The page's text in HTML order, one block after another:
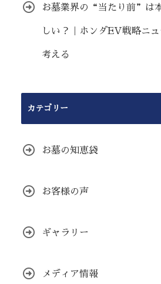
お墓業界の“当たり前”は
しい？｜ホンダEV戦略ニュ
考える
カテゴリー
お墓の知恵袋
お客様の声
ギャラリー
メディア情報